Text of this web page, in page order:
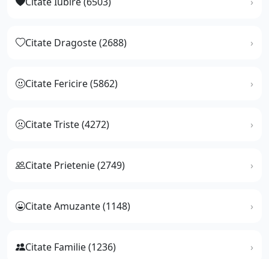
Citate Dragoste (2688)
Citate Fericire (5862)
Citate Triste (4272)
Citate Prietenie (2749)
Citate Amuzante (1148)
Citate Familie (1236)